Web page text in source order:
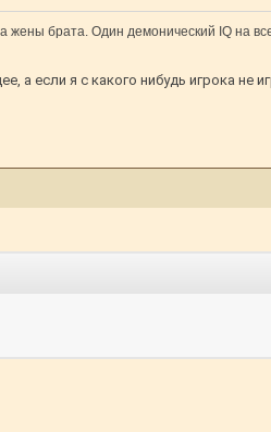
брата. Один демонический IQ на
если я с какого нибудь игрока не